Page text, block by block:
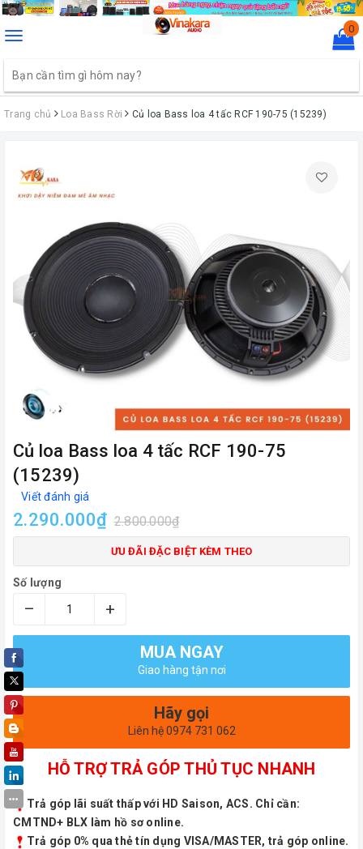
Toggle
0
Trang chủ Loa Bass Rời Củ loa Bass loa 4 tấc RCF 190-75 (15239)
Củ loa Bass loa 4 tấc RCF 190-75
(15239)
Viết đánh giá
2.290.000₫ 2.800.000₫
ƯU ĐÃI ĐẶC BIỆT KÈM THEO
Số lượng
– +
MUA NGAY
Giao hàng tận nơi
Hãy gọi
Liên hệ 0974 731 062
HỖ TRỢ TRẢ GÓP THỦ TỤC NHANH
Trả góp lãi suất thấp với HD Saison, ACS. Chỉ cần:
CMTND+ BLX làm hồ sơ online.
Trả góp 0% qua thẻ tín dụng VISA/MASTER, trả góp online.